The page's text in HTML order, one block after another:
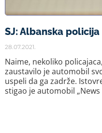
SJ: Albanska
28.07.2021.
Naime, nekoliko
zaustavilo je automobil
uspeli da ga zadrže.
stigao je automobil